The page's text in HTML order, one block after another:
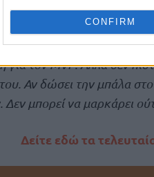
CONFIRM
καλύτερος παίκτης
για τον MVP. Αλλά δεν
Αν δώσει την μπάλα
Δεν μπορεί να μαρκάρει
Δείτε εδώ τα